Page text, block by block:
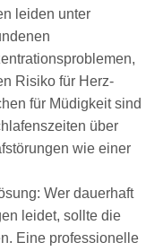
leiden unter
Risiko für Herz-
für Müdigkeit sind
über
wie einer
Wer dauerhaft
leidet, sollte die
Eine professionelle